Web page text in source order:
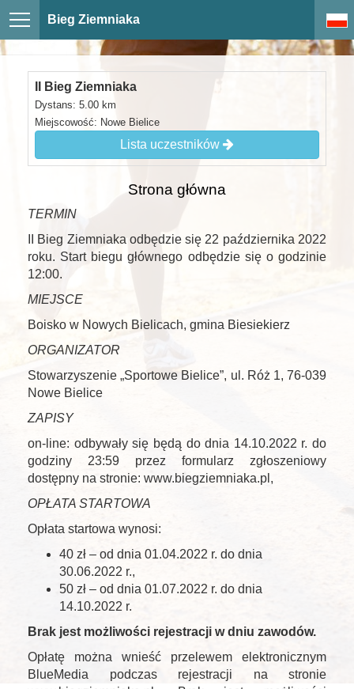
Bieg Ziemniaka
II Bieg Ziemniaka
Dystans: 5.00 km
Miejscowość: Nowe Bielice
Lista uczestników
Strona główna
TERMIN
II Bieg Ziemniaka odbędzie się 22 października 2022
roku. Start biegu głównego odbędzie się o godzinie
12:00.
MIEJSCE
Boisko w Nowych Bielicach, gmina Biesiekierz
ORGANIZATOR
Stowarzyszenie „Sportowe Bielice”, ul. Róż 1, 76-039
Nowe Bielice
ZAPISY
on-line: odbywały się będą do dnia 14.10.2022 r. do
godziny 23:59 przez formularz zgłoszeniowy
dostępny na stronie: www.biegziemniaka.pl,
OPŁATA STARTOWA
Opłata startowa wynosi:
40 zł – od dnia 01.04.2022 r. do dnia
30.06.2022 r.,
50 zł – od dnia 01.07.2022 r. do dnia
14.10.2022 r.
Brak jest możliwości rejestracji w dniu zawodów.
Opłatę można wnieść przelewem elektronicznym
BlueMedia podczas rejestracji na stronie